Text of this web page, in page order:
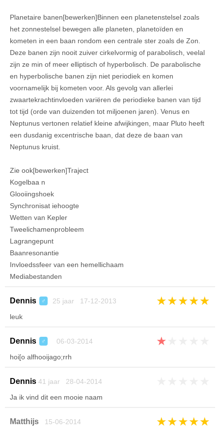
Planetaire banen[bewerken]Binnen een planetenstelsel zoals
het zonnestelsel bewegen alle planeten, planetoïden en
kometen in een baan rondom een centrale ster zoals de Zon.
Deze banen zijn nooit zuiver cirkelvormig of parabolisch, veelal
zijn ze min of meer elliptisch of hyperbolisch. De parabolische
en hyperbolische banen zijn niet periodiek en komen
voornamelijk bij kometen voor. Als gevolg van allerlei
zwaartekrachtinvloeden variëren de periodieke banen van tijd
tot tijd (orde van duizenden tot miljoenen jaren). Venus en
Neptunus vertonen relatief kleine afwijkingen, maar Pluto heeft
een dusdanig excentrische baan, dat deze de baan van
Neptunus kruist.
Zie ook[bewerken]Traject
Kogelbaa n
Glooiingshoek
Synchronisat iehoogte
Wetten van Kepler
Tweelichamenprobleem
Lagrangepunt
Baanresonantie
Invloedssfeer van een hemellichaam
Mediabestanden
Dennis ♂ 25 jaar 17-12-2013 ★★★★★
leuk
Dennis ♂ 06-03-2014 ★
hoi[o alfhooijago;rrh
Dennis 41 jaar 28-04-2014
Ja ik vind dit een mooie naam
Matthijs 15-06-2014 ★★★★★